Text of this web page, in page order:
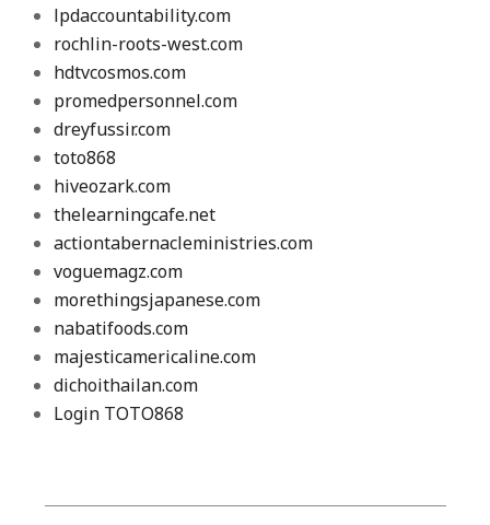
lpdaccountability.com
rochlin-roots-west.com
hdtvcosmos.com
promedpersonnel.com
dreyfussir.com
toto868
hiveozark.com
thelearningcafe.net
actiontabernacleministries.com
voguemagz.com
morethingsjapanese.com
nabatifoods.com
majesticamericaline.com
dichoithailan.com
Login TOTO868